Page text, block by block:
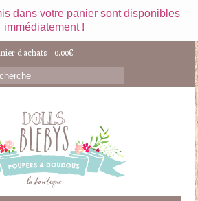
dans votre panier sont disponibles
immédiatement !
d'achats - 0.00€